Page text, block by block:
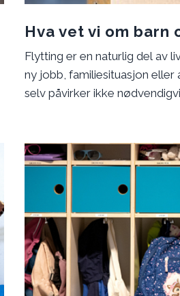
Hva vet vi om barn
Flytting er en naturlig del av
ny jobb, familiesituasjon eller
selv påvirker ikke
voksne.